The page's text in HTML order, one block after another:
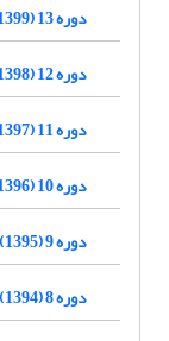
دوره 13 (1399)
دوره 12 (1398)
دوره 11 (1397)
دوره 10 (1396)
دوره 9 (1395)
دوره 8 (1394)